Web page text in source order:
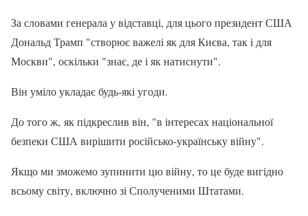
За словами генерала у відставці, для цього президент США
Дональд Трамп "створює важелі як для Києва, так і для
Москви", оскільки "знає, де і як натиснути".
Він уміло укладає будь-які угоди.
До того ж, як підкреслив він, "в інтересах національної
безпеки США вирішити російсько-українську війну".
Якщо ми зможемо зупинити цю війну, то це буде вигідно
всьому світу, включно зі Сполученими Штатами.